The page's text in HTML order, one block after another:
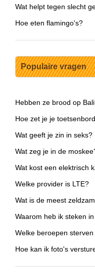
Wat helpt tegen slecht
Hoe eten flamingo's?
Populaire vragen
Hebben ze brood op
Hoe zet je je
Wat geeft je zin in seks?
Wat zeg je in de
Wat kost een elektrisch
Welke provider is LTE?
Wat is de meest
Waarom heb ik steken
Welke beroepen sterven
Hoe kan ik foto's